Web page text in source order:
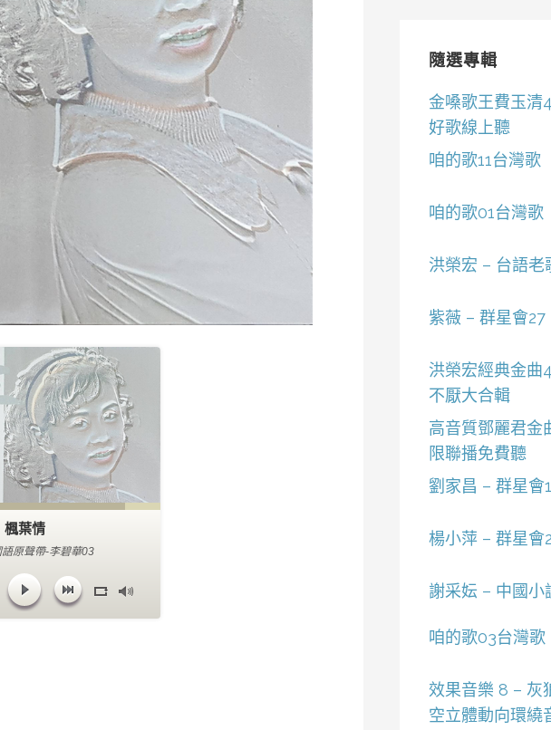
楓葉情
原聲帶-李碧華03
隨選專輯
金嗓歌王費玉清
好歌線上聽
咱的歌11台灣歌
咱的歌01台灣歌
洪榮宏 – 台語老
紫薇 – 群星會27
洪榮宏經典金曲
不厭大合輯
高音質鄧麗君金
限聯播免費聽
劉家昌 – 群星會
楊小萍 – 群星會
謝采妘 – 中國小
咱的歌03台灣歌
效果音樂 8 – 灰
空立體動向環繞